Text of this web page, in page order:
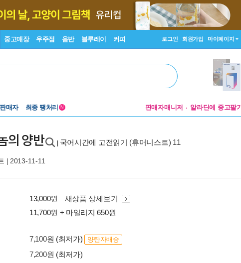
중고매장 우주점 음반 블루레이 커피 로그인 회원가입 마이페이지
매자 최종 땡처리 N 판매자매니저 알라딘에 중고팔기
의 양반 국어시간에 고전읽기 (휴머니스트) 11
| 2013-11-11
13,000원
새상품 상세보기
11,700원 + 마일리지 650원
7,100원 (최저가) 양탄자배송
7,200원 (최저가)